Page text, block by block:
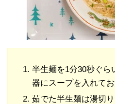
半生麺を1分30秒ぐら
器にスープを入れてお
茹でた半生麺は湯切